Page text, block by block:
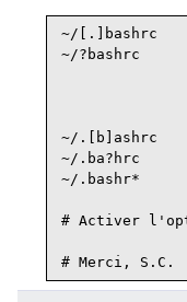
~/[.]bashrc
~/?bashrc
~/.[b]ashrc
~/.ba?hrc
~/.bashr*      #
# Activer